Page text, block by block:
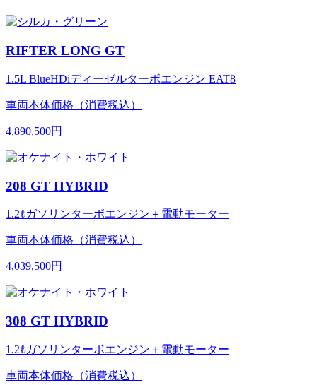
RIFTER LONG GT
1.5L BlueHDiディーゼルターボエンジン EAT8
車両本体価格（消費税込）
4,890,500円
208 GT HYBRID
1.2ℓガソリンターボエンジン＋電動モーター
車両本体価格（消費税込）
4,039,500円
308 GT HYBRID
1.2ℓガソリンターボエンジン＋電動モーター
車両本体価格（消費税込）